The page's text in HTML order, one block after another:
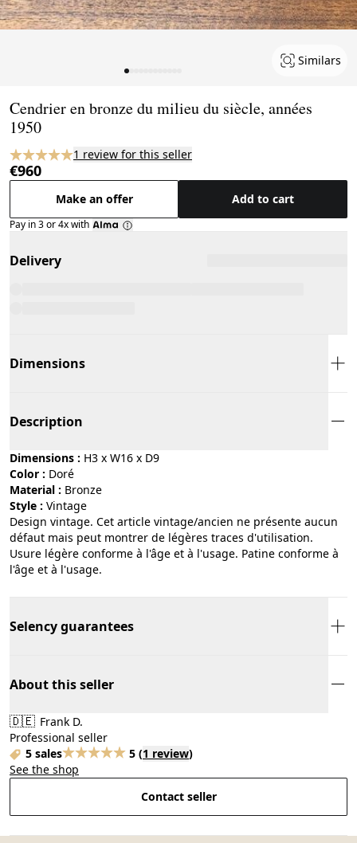
Similars
Cendrier en bronze du milieu du siècle, années
1950
1 review for this seller
€960
Make an offer Add to cart
Pay in 3 or 4x with
Delivery
Dimensions
Description
Dimensions : H3 x W16 x D9
Color :
doré
Material :
bronze
Style :
vintage
Design vintage. Cet article vintage/ancien ne présente aucun
défaut mais peut montrer de légères traces d'utilisation.
Usure légère conforme à l'âge et à l'usage. Patine conforme à
l'âge et à l'usage.
Selency guarantees
About this seller
🇩🇪 Frank D.
Professional seller
5 sales
5 (1 review)
See the shop
Contact seller